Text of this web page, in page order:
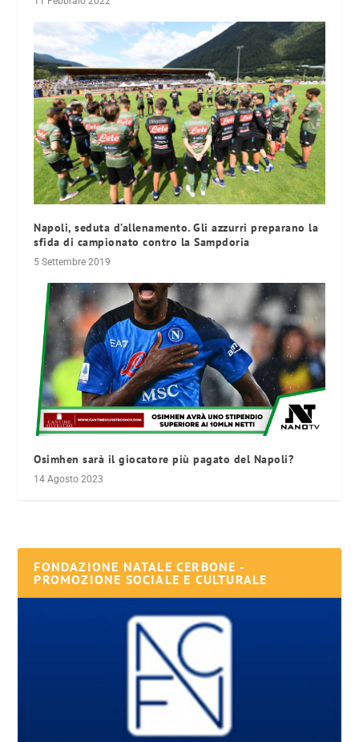
Napoli, seduta d’allenamento. Gli azzurri preparano la
sfida di campionato contro la Sampdoria
5 Settembre 2019
Osimhen sarà il giocatore più pagato del Napoli?
14 Agosto 2023
FONDAZIONE NATALE CERBONE -
PROMOZIONE SOCIALE E CULTURALE